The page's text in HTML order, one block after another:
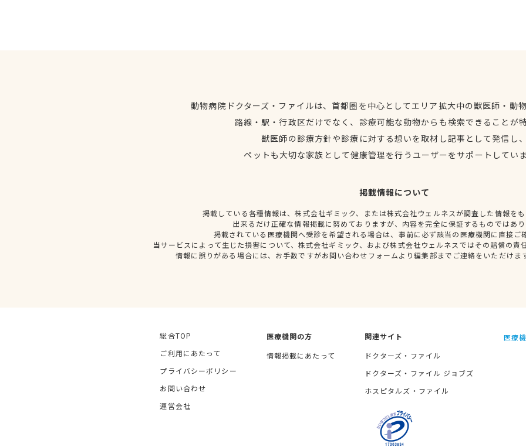
動物病院ドクターズ・ファイルは、首都圏を中心としてエリア拡大中の獣医師・動
路線・駅・行政区だけでなく、診療可能な動物からも検索できることが
獣医師の診療方針や診療に対する想いを取材し記事として発信し
ペットも大切な家族として健康管理を行うユーザーをサポートしてい
掲載情報について
掲載している各種情報は、株式会社ギミック、または株式会社ウェルネスが調査した情報を
出来るだけ正確な情報掲載に努めておりますが、内容を完全に保証するものではあ
掲載されている医療機関へ受診を希望される場合は、事前に必ず該当の医療機関に直接ご
当サービスによって生じた損害について、株式会社ギミック、および株式会社ウェルネスではその賠償の責
情報に誤りがある場合には、お手数ですがお問い合わせフォームより編集部までご連絡をいただけま
総合TOP
ご利用にあたって
プライバシーポリシー
お問い合わせ
運営会社
医療機関の方
情報掲載にあたって
関連サイト
ドクターズ・ファイル
ドクターズ・ファイル ジョブズ
ホスピタルズ・ファイル
医療